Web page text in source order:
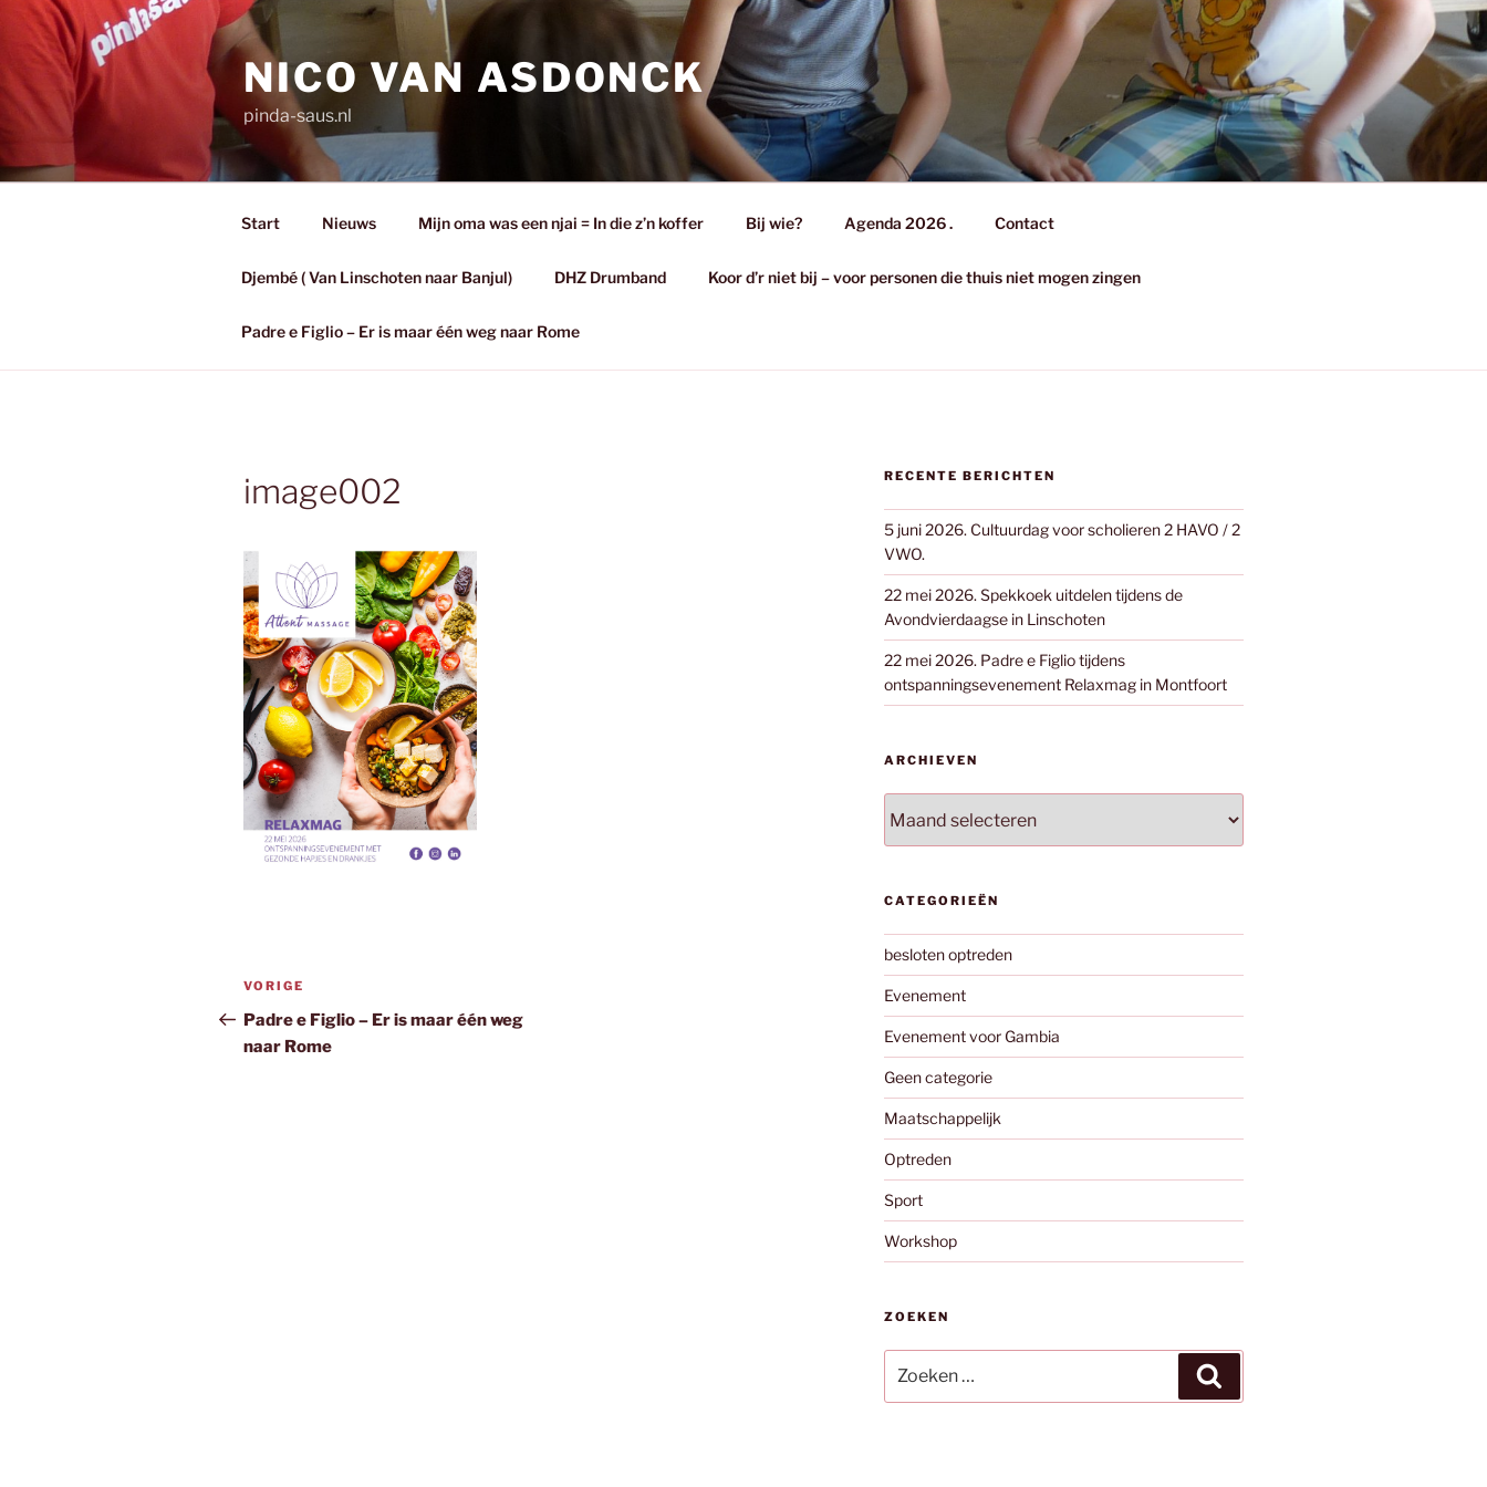
inhoud
NICO VAN ASDONCK
pinda-saus.nl
Start Nieuws Mijn oma was een njai = In die z’n koffer Bij wie? Agenda 2026 . Contact
Djembé ( Van Linschoten naar Banjul) DHZ Drumband Koor d’r niet bij – voor personen die thuis niet mogen zingen
Padre e Figlio – Er is maar één weg naar Rome
image002
Bericht
navigatie
Vorig
bericht
VORIGE
Padre e Figlio – Er is maar één weg
naar Rome
RECENTE BERICHTEN
5 juni 2026. Cultuurdag voor scholieren 2 HAVO / 2
VWO.
22 mei 2026. Spekkoek uitdelen tijdens de
Avondvierdaagse in Linschoten
22 mei 2026. Padre e Figlio tijdens
ontspanningsevenement Relaxmag in Montfoort
ARCHIEVEN
CATEGORIEËN
besloten optreden
Evenement
Evenement voor Gambia
Geen categorie
Maatschappelijk
Optreden
Sport
Workshop
ZOEKEN
naar: